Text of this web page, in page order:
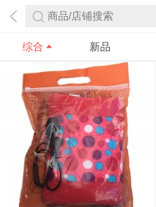
商品/店铺搜索
综合 新品